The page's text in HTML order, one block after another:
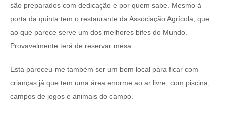
são preparados com dedicação e por quem sabe. Mesmo à
porta da quinta tem o restaurante da Associação Agrícola, que
ao que parece serve um dos melhores bifes do Mundo.
Provavelmente terá de reservar mesa.
Esta pareceu-me também ser um bom local para ficar com
crianças já que tem uma área enorme ao ar livre, com piscina,
campos de jogos e animais do campo.